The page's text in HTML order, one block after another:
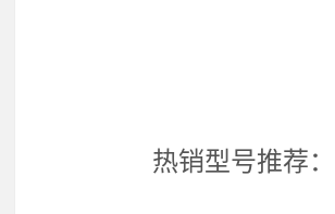
热销型号推荐：